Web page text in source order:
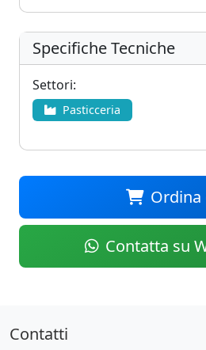
Specifiche Tecniche
Settori:
Pasticceria
Ordina
Contatta su
Contatti